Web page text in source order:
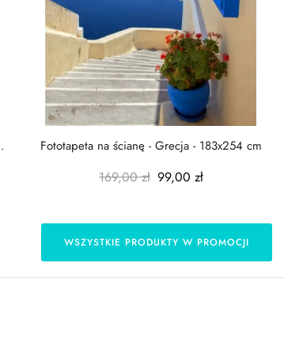
Fototapeta na ścianę - Grecja - 183x254 cm
169,00 zł 99,00 zł
WSZYSTKIE PRODUKTY W PROMOCJI